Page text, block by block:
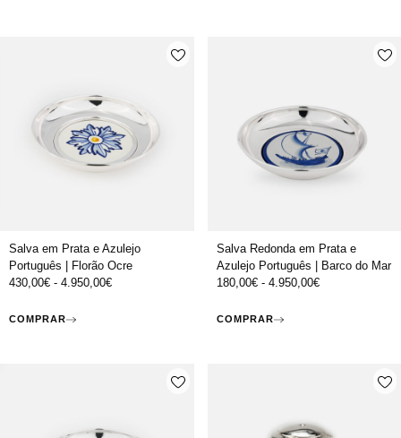
Salva em Prata e Azulejo
Português | Florão Ocre
430,00€ - 4.950,00€
COMPRAR
Salva Redonda em Prata e
Azulejo Português | Barco do Mar
180,00€- 4.950,00€
COMPRAR